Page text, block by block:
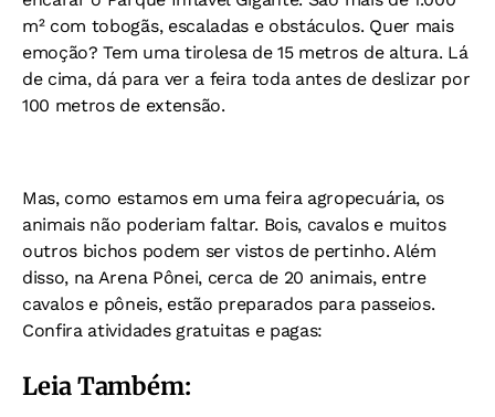
m² com tobogãs, escaladas e obstáculos. Quer mais
emoção? Tem uma tirolesa de 15 metros de altura. Lá
de cima, dá para ver a feira toda antes de deslizar por
100 metros de extensão.
Mas, como estamos em uma feira agropecuária, os
animais não poderiam faltar. Bois, cavalos e muitos
outros bichos podem ser vistos de pertinho. Além
disso, na Arena Pônei, cerca de 20 animais, entre
cavalos e pôneis, estão preparados para passeios.
Confira atividades gratuitas e pagas:
Leia Também: